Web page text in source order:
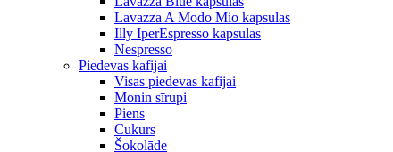
Lavazza A Modo Mio kapsulas
Illy IperEspresso kapsulas
Nespresso
Piedevas kafijai
Visas piedevas kafijai
Monin sīrupi
Piens
Cukurs
Šokolāde